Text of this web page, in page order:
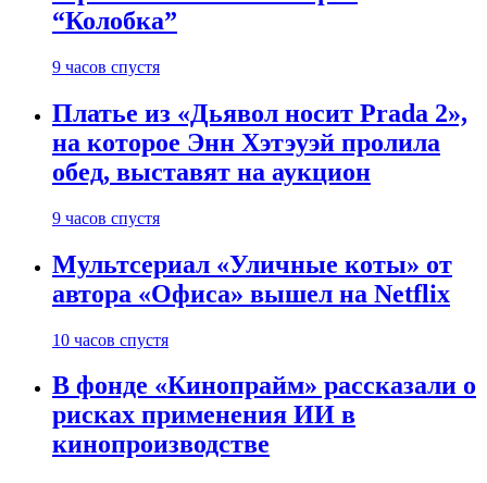
“Колобка”
9 часов спустя
Платье из «Дьявол носит Prada 2»,
на которое Энн Хэтэуэй пролила
обед, выставят на аукцион
9 часов спустя
Мультсериал «Уличные коты» от
автора «Офиса» вышел на Netflix
10 часов спустя
В фонде «Кинопрайм» рассказали о
рисках применения ИИ в
кинопроизводстве